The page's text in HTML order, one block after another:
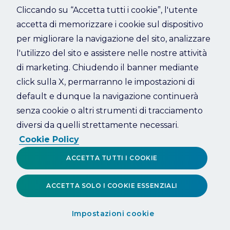
Refresh
Cliccando su “Accetta tutti i cookie”, l'utente
accetta di memorizzare i cookie sul dispositivo
per migliorare la navigazione del sito, analizzare
l'utilizzo del sito e assistere nelle nostre attività
di marketing. Chiudendo il banner mediante
click sulla X, permarranno le impostazioni di
default e dunque la navigazione continuerà
senza cookie o altri strumenti di tracciamento
diversi da quelli strettamente necessari.
Cookie Policy
Impostazioni cookie
ACCETTA SOLO I COOKIE ESSENZIALI
ACCETTA TUTTI I COOKIE